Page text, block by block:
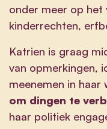
onder meer op het
kinderrechten,
Katrien is graag
van opmerkingen,
meenemen in haar
om dingen te
haar politiek